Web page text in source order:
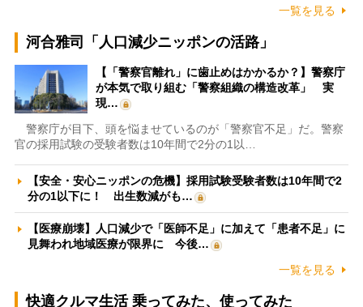
一覧を見る
河合雅司「人口減少ニッポンの活路」
【「警察官離れ」に歯止めはかかるか？】警察庁
が本気で取り組む「警察組織の構造改革」 実
現…
警察庁が目下、頭を悩ませているのが「警察官不足」だ。警察
官の採用試験の受験者数は10年間で2分の1以…
【安全・安心ニッポンの危機】採用試験受験者数は10年間で2
分の1以下に！ 出生数減がも…
【医療崩壊】人口減少で「医師不足」に加えて「患者不足」に
見舞われ地域医療が限界に 今後…
一覧を見る
快適クルマ生活 乗ってみた、使ってみた